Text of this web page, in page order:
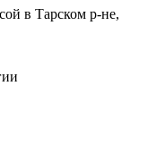
в Тарском р-не,